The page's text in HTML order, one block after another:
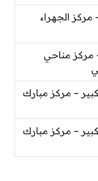
مركز الجهراء
مناحي
– مركز مبارك
– مركز مبارك